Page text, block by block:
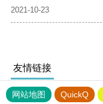
2021-10-23
友情链接
网站地图 QuickQ